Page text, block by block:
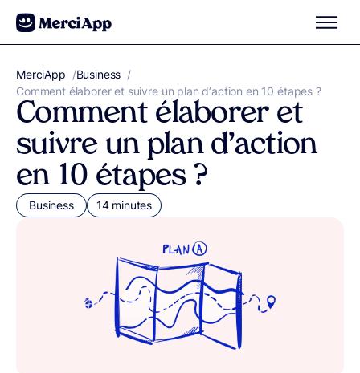
Aller au contenu
MerciApp correcteur orthographe
/Business /
Comment élaborer et suivre un plan d’action en 10 étapes ?
Comment élaborer et
suivre un plan d’action
en 10 étapes ?
Business 14 minutes